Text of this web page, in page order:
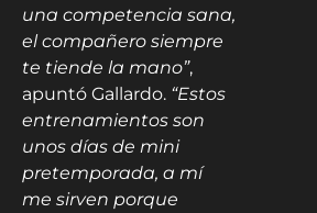
una competencia sana,
el compañero siempre
te tiende la mano”,
apuntó Gallardo. “Estos
entrenamientos son
unos días de mini
pretemporada, a mí
me sirven porque